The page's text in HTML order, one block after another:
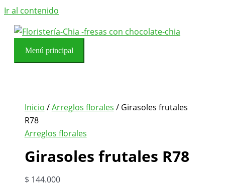
Ir al contenido
Menú principal
Inicio /Arreglos florales / Girasoles frutales
R78
Arreglos florales
Girasoles frutales R78
$ 144.000